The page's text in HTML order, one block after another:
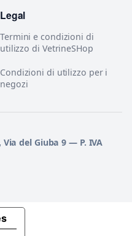
Legal
Termini e condizioni di
utilizzo di VetrineSHop
Condizioni di utilizzo per i
negozi
del Giuba 9 — P. IVA